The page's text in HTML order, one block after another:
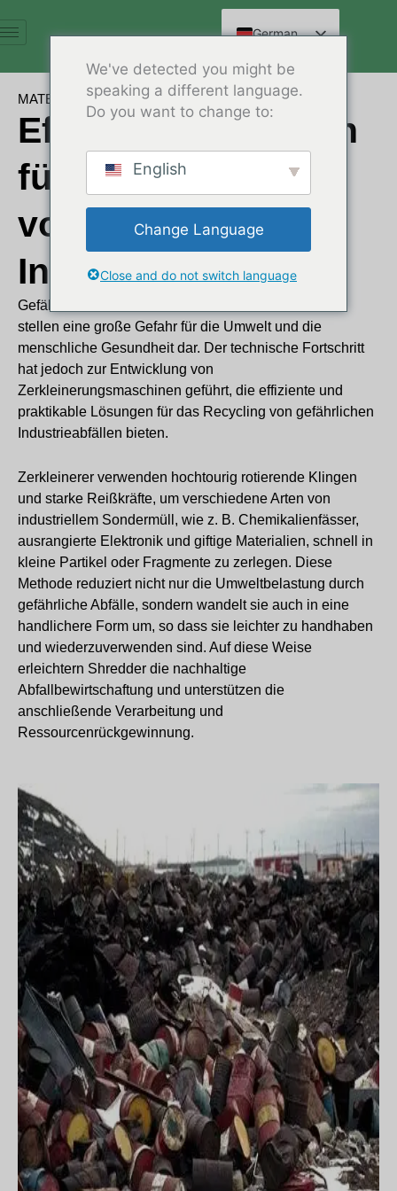
Inhalt
German
English
Spanish
Arabic
French
Russian
Hindi
Chinese
MATERIAL
Effektive Strategien
für die Entsorgung
von gefährlichen
Industrieabfällen
Gefährliche Abfälle aus der industriellen Produktion
stellen eine große Gefahr für die Umwelt und die
menschliche Gesundheit dar. Der technische Fortschritt
hat jedoch zur Entwicklung von
Zerkleinerungsmaschinen geführt, die effiziente und
praktikable Lösungen für das Recycling von gefährlichen
Industrieabfällen bieten.
Zerkleinerer verwenden hochtourig rotierende Klingen
und starke Reißkräfte, um verschiedene Arten von
industriellem Sondermüll, wie z. B. Chemikalienfässer,
ausrangierte Elektronik und giftige Materialien, schnell in
kleine Partikel oder Fragmente zu zerlegen. Diese
Methode reduziert nicht nur die Umweltbelastung durch
gefährliche Abfälle, sondern wandelt sie auch in eine
handlichere Form um, so dass sie leichter zu handhaben
und wiederzuverwenden sind. Auf diese Weise
erleichtern Shredder die nachhaltige
Abfallbewirtschaftung und unterstützen die
anschließende Verarbeitung und
Ressourcenrückgewinnung.
We've detected you might be
speaking a different language.
Do you want to change to:
English
Change Language
Close and do not switch language